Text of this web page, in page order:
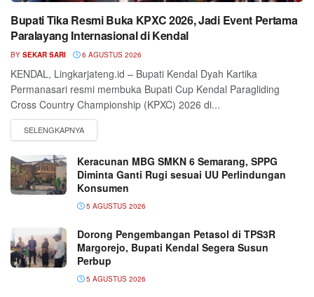
Bupati Tika Resmi Buka KPXC 2026, Jadi Event Pertama
Paralayang Internasional di Kendal
BY SEKAR SARI 6 AGUSTUS 2026
KENDAL, Lingkarjateng.id – Bupati Kendal Dyah Kartika
Permanasari resmi membuka Bupati Cup Kendal Paragliding
Cross Country Championship (KPXC) 2026 di...
Keracunan MBG SMKN 6 Semarang, SPPG
Diminta Ganti Rugi sesuai UU Perlindungan
Konsumen
5 AGUSTUS 2026
Dorong Pengembangan Petasol di TPS3R
Margorejo, Bupati Kendal Segera Susun
Perbup
5 AGUSTUS 2026